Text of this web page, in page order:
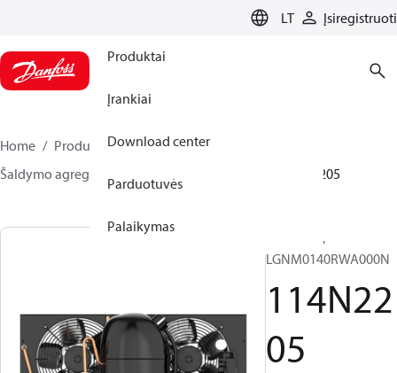
LT Įsiregistruoti
Produktai
Įrankiai
Download center
Parduotuvės
Palaikymas
Home Produktai
Climate Solutions for cooling
Šaldymo agregatai
114N2205
Optyma™,
LGNM0140RWA000N​
114N22
05